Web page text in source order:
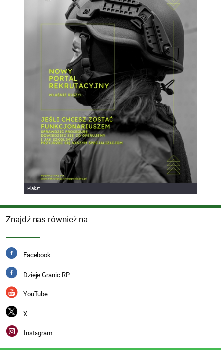
Plakat
Znajdź nas również na
Facebook
Dzieje Granic RP
YouTube
X
Instagram